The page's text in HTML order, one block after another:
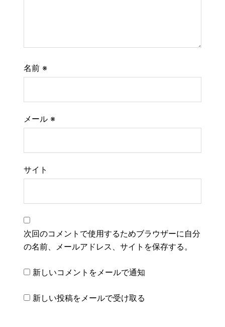
名前 ※
メール ※
サイト
次回のコメントで使用するためブラウザーに自分
の名前、メールアドレス、サイトを保存する。
新しいコメントをメールで通知
新しい投稿をメールで受け取る